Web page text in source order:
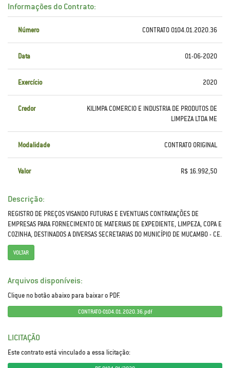
Informações do Contrato:
Número CONTRATO 0104.01.2020.36
Data 01-06-2020
Exercício 2020
Credor
KILIMPA COMERCIO E INDUSTRIA DE PRODUTOS DE
LIMPEZA LTDA ME
Modalidade CONTRATO ORIGINAL
Valor R$ 16.992,50
Descrição:
REGISTRO DE PREÇOS VISANDO FUTURAS E EVENTUAIS CONTRATAÇÕES DE
EMPRESAS PARA FORNECIMENTO DE MATERIAIS DE EXPEDIENTE, LIMPEZA, COPA E
COZINHA, DESTINADOS A DIVERSAS SECRETARIAS DO MUNICÍPIO DE MUCAMBO - CE.
VOLTAR
Arquivos disponíveis:
Clique no botão abaixo para baixar o PDF.
CONTRATO-0104.01.2020.36.pdf
LICITAÇÃO
Este contrato está vinculado a essa licitação: